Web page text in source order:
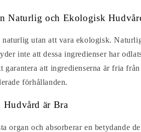
Naturlig och Ekologisk
utan att vara ekologisk.
inte att dessa ingredienser har
garantera att ingredienserna är fria
förhållanden.
är Bra
organ och absorberar en betydande